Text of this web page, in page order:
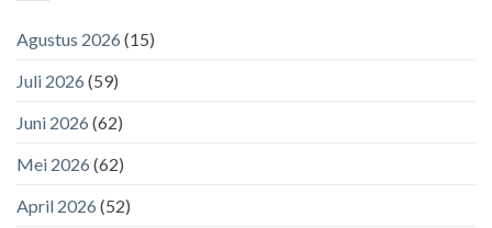
Agustus 2026 (15)
Juli 2026 (59)
Juni 2026 (62)
Mei 2026 (62)
April 2026 (52)